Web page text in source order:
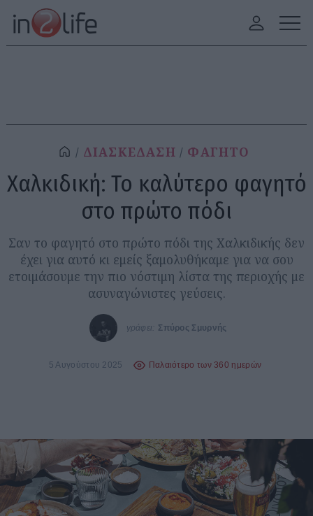
ΔΙΑΣΚΕΔΑΣΗ ΦΑΓΗΤΟ
Χαλκιδική: Το καλύτερο φαγητό
στο πρώτο πόδι
Σαν το φαγητό στο πρώτο πόδι της Χαλκιδικής δεν
έχει για αυτό κι εμείς ξαμολυθήκαμε για να σου
ετοιμάσουμε την πιο νόστιμη λίστα της περιοχής με
ασυναγώνιστες γεύσεις.
γράφει: Σπύρος Σμυρνής
5 Αυγούστου 2025 Παλαιότερο των 360 ημερών